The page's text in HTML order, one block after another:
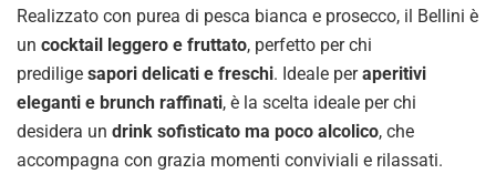
Realizzato con purea di pesca bianca e prosecco, il Bellini è
un cocktail leggero e fruttato, perfetto per chi
predilige sapori delicati e freschi. Ideale peraperitivi
eleganti e brunch raffinati, è la scelta ideale per chi
desidera un drink sofisticato ma poco alcolico, che
accompagna con grazia momenti conviviali e rilassati.